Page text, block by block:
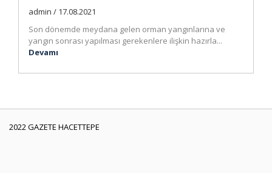
admin / 17.08.2021
Son dönemde meydana gelen orman yangınlarına ve
yangın sonrası yapılması gerekenlere ilişkin hazırla...
Devamı
2022 GAZETE HACETTEPE